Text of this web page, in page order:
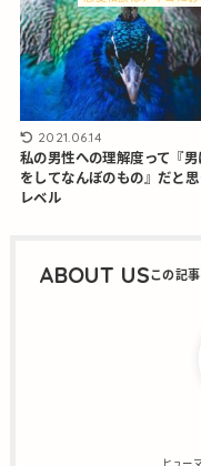
2021.06.14
私の男性への理解度って『
をしてなんぼのもの』だと思
レベル
ABOUT US
ヒュー